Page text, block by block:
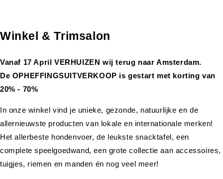
Winkel & Trimsalon
Vanaf 17 April VERHUIZEN wij terug naar Amsterdam.
De OPHEFFINGSUITVERKOOP is gestart met korting van
20% - 70%
In onze winkel vind je unieke, gezonde, natuurlijke en de
allernieuwste producten van lokale en internationale merken!
Het allerbeste hondenvoer, de leukste snacktafel, een
complete speelgoedwand, een grote collectie aan accessoires,
tuigjes, riemen en manden én nog veel meer!